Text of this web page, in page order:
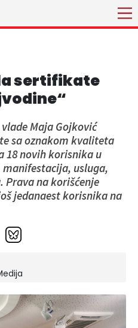
sertifikate
Maja Gojković
sa oznakom kvaliteta
18 novih korisnika u
usluga,
Prava na korišćenje
jedanaest korisnika na